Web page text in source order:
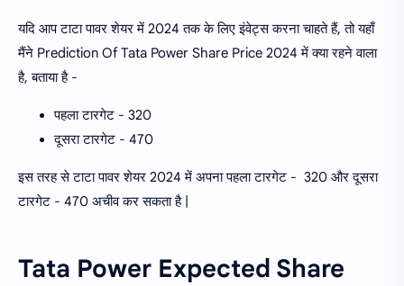
यदि आप टाटा पावर शेयर में 2024 तक के लिए इंवेट्स करना चाहते हैं, तो यहाँ
मैंने Prediction Of Tata Power Share Price 2024 में क्या रहने वाला
है, बताया है -
पहला टारगेट - 320
दूसरा टारगेट - 470
इस तरह से टाटा पावर शेयर 2024 में अपना पहला टारगेट - 320 और दूसरा
टारगेट - 470 अचीव कर सकता है |
Tata Power Expected Share